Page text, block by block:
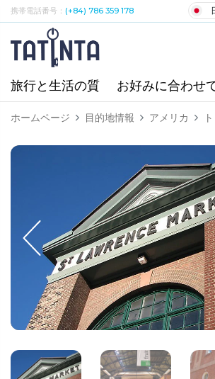
携帯電話番号： (+84) 786 359 178
旅行と生活の質 お好みに合わせ
ホームページ 目的地情報 アメリカ